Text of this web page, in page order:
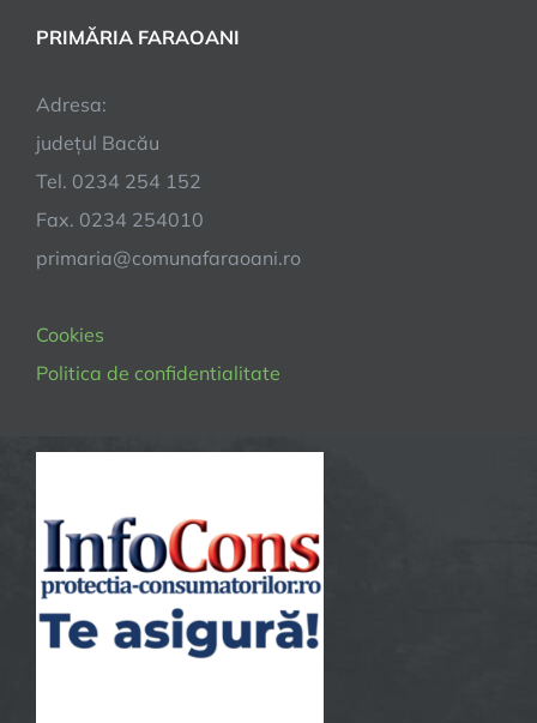
PRIMĂRIA FARAOANI
Adresa:
județul Bacău
Tel. 0234 254 152
Fax. 0234 254010
primaria@comunafaraoani.ro
Cookies
Politica de confidentialitate